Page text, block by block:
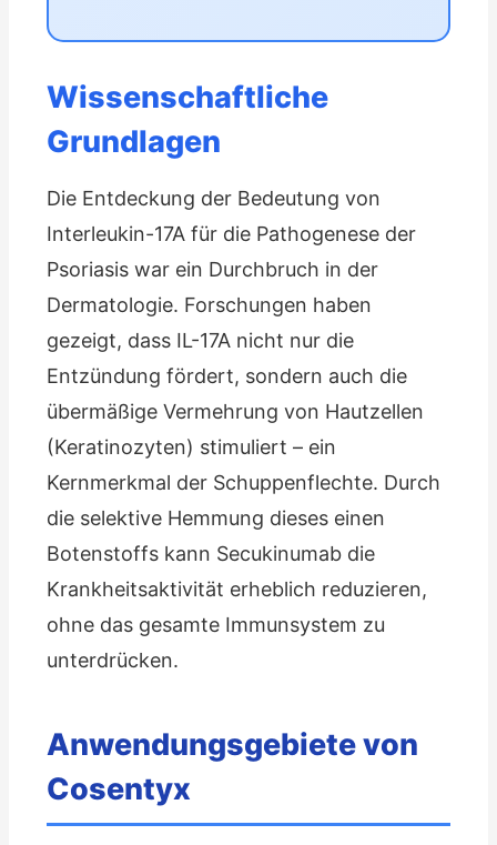
Wissenschaftliche
Grundlagen
Die Entdeckung der Bedeutung von
Interleukin-17A für die Pathogenese der
Psoriasis war ein Durchbruch in der
Dermatologie. Forschungen haben
gezeigt, dass IL-17A nicht nur die
Entzündung fördert, sondern auch die
übermäßige Vermehrung von Hautzellen
(Keratinozyten) stimuliert – ein
Kernmerkmal der Schuppenflechte. Durch
die selektive Hemmung dieses einen
Botenstoffs kann Secukinumab die
Krankheitsaktivität erheblich reduzieren,
ohne das gesamte Immunsystem zu
unterdrücken.
Anwendungsgebiete von
Cosentyx